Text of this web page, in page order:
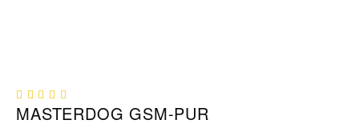
MASTERDOG GSM-PUR